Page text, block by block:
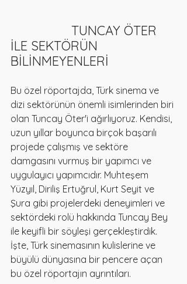
TUNCAY ÖTER
İLE SEKTÖRÜN
BİLİNMEYENLERİ
Bu özel röportajda, Türk sinema ve
dizi sektörünün önemli isimlerinden biri
olan Tuncay Öter'i ağırlıyoruz. Kendisi,
uzun yıllar boyunca birçok başarılı
projede çalışmış ve sektöre
damgasını vurmuş bir yapımcı ve
uygulayıcı yapımcıdır. Muhteşem
Yüzyıl, Diriliş Ertuğrul, Kurt Seyit ve
Şura gibi projelerdeki deneyimleri ve
sektördeki rolü hakkında Tuncay Bey
ile keyifli bir söyleşi gerçekleştirdik.
İşte, Türk sinemasının kulislerine ve
büyülü dünyasına bir pencere açan
bu özel röportajın ayrıntıları.